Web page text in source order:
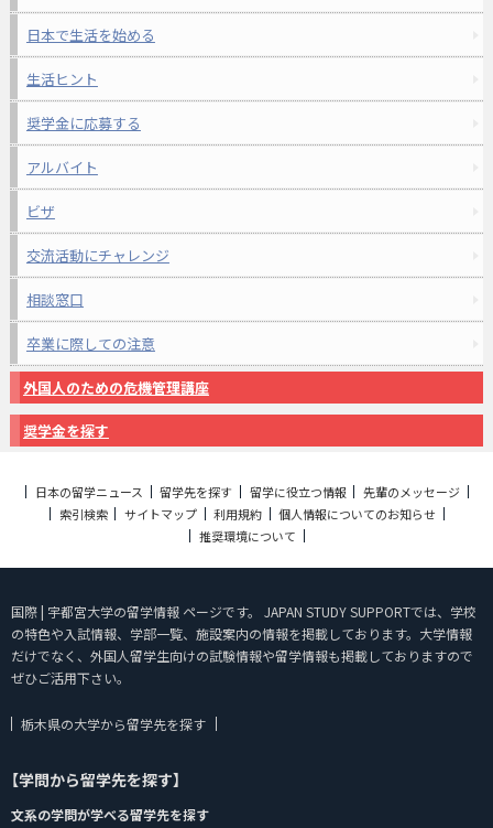
日本で生活を始める
生活ヒント
奨学金に応募する
アルバイト
ビザ
交流活動にチャレンジ
相談窓口
卒業に際しての注意
外国人のための危機管理講座
奨学金を探す
日本の留学ニュース 留学先を探す 留学に役立つ情報
先輩のメッセージ
索引検索
サイトマップ 利用規約
個人情報についてのお知らせ
推奨環境について
国際 | 宇都宮大学の留学情報 ページです。 JAPAN STUDY SUPPORTでは、学校
の特色や入試情報、学部一覧、施設案内の情報を掲載しております。大学情報
だけでなく、外国人留学生向けの試験情報や留学情報も掲載しておりますので
ぜひご活用下さい。
栃木県の大学から留学先を探す
【学問から留学先を探す】
文系の学問が学べる留学先を探す